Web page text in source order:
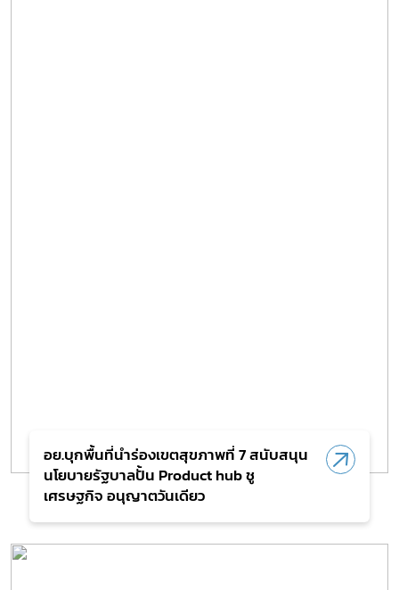
อย.บุกพื้นที่นำร่องเขตสุขภาพที่ 7 สนับสนุน
นโยบายรัฐบาลปั้น Product hub ชู
เศรษฐกิจ อนุญาตวันเดียว